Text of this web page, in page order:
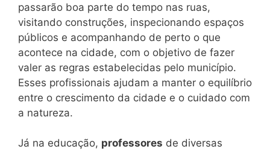
passarão boa parte do tempo nas ruas,
visitando construções, inspecionando espaços
públicos e acompanhando de perto o que
acontece na cidade, com o objetivo de fazer
valer as regras estabelecidas pelo município.
Esses profissionais ajudam a manter o equilíbrio
entre o crescimento da cidade e o cuidado com
a natureza.
Já na educação, professores de diversas